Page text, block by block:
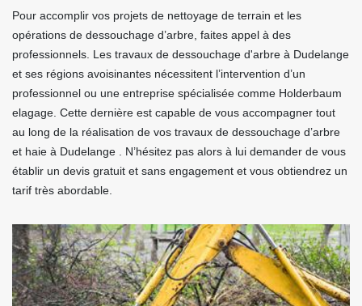
Pour accomplir vos projets de nettoyage de terrain et les
opérations de dessouchage d’arbre, faites appel à des
professionnels. Les travaux de dessouchage d'arbre à Dudelange
et ses régions avoisinantes nécessitent l’intervention d’un
professionnel ou une entreprise spécialisée comme Holderbaum
elagage. Cette dernière est capable de vous accompagner tout
au long de la réalisation de vos travaux de dessouchage d’arbre
et haie à Dudelange . N’hésitez pas alors à lui demander de vous
établir un devis gratuit et sans engagement et vous obtiendrez un
tarif très abordable.